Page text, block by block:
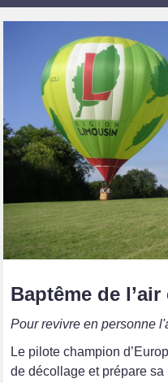
Baptême de
Pour revivre en personne
Le pilote champion
de décollage et prépare